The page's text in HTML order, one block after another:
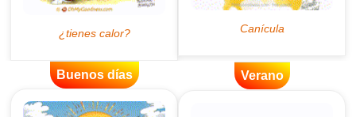
Buenos días Verano